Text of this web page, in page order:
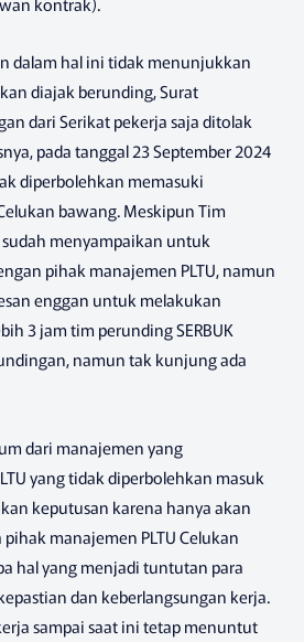
dalam hal ini tidak menunjukkan
diajak berunding, Surat
dari Serikat pekerja saja ditolak
pada tanggal 23 September 2024
diperbolehkan memasuki
bawang. Meskipun Tim
sudah menyampaikan untuk
pihak manajemen PLTU, namun
enggan untuk melakukan
3 jam tim perunding SERBUK
namun tak kunjung ada
dari manajemen yang
yang tidak diperbolehkan masuk
keputusan karena hanya akan
manajemen PLTU Celukan
hal yang menjadi tuntutan para
dan keberlangsungan kerja.
sampai saat ini tetap menuntut